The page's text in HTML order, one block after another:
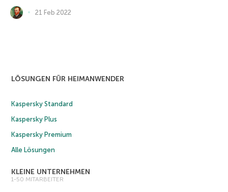
21 Feb 2022
LÖSUNGEN FÜR HEIMANWENDER
Kaspersky Standard
Kaspersky Plus
Kaspersky Premium
Alle Lösungen
KLEINE UNTERNEHMEN
1-50 MITARBEITER